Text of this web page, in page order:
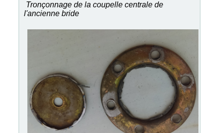
Tronçonnage de la coupelle centrale de
l'ancienne bride